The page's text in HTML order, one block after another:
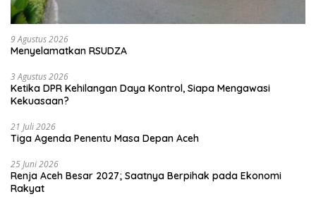
9 Agustus 2026
Menyelamatkan RSUDZA
3 Agustus 2026
Ketika DPR Kehilangan Daya Kontrol, Siapa Mengawasi
Kekuasaan?
21 Juli 2026
Tiga Agenda Penentu Masa Depan Aceh
25 Juni 2026
Renja Aceh Besar 2027; Saatnya Berpihak pada Ekonomi
Rakyat